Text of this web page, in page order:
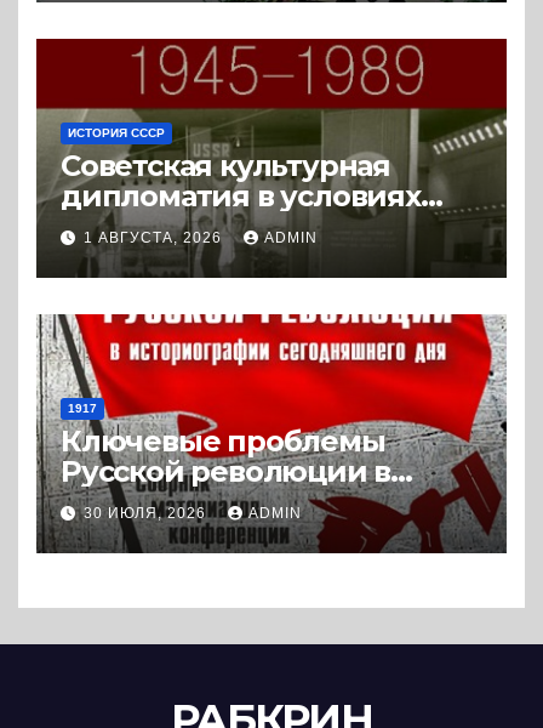
ИСТОРИЯ СССР
Советская культурная
дипломатия в условиях
Холодной войны. 1945-1989.
(2018) * Книга
1 АВГУСТА, 2026 ADMIN
1917
Ключевые проблемы
Русской революции в
историографии
сегодняшнего дня (2024) *
Книга
30 ИЮЛЯ, 2026 ADMIN